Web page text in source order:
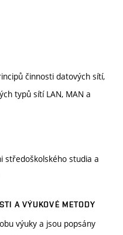
činnosti datových sítí,
typů sítí LAN, MAN a
středoškolského studia a
A VÝUKOVÉ METODY
výuky a jsou popsány